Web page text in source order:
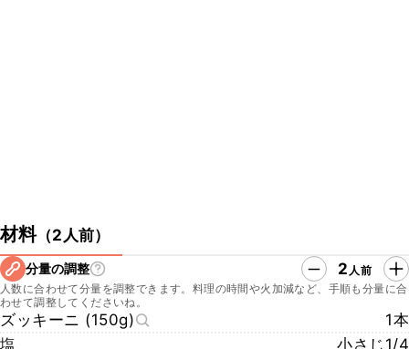
材料（2人前）
分量の調整 2 人前
人数に合わせて分量を調整できます。料理の時間や火加減など、手順も分量に合
わせて調整してくださいね。
ズッキーニ (150g)
1本
塩
小さじ1/4